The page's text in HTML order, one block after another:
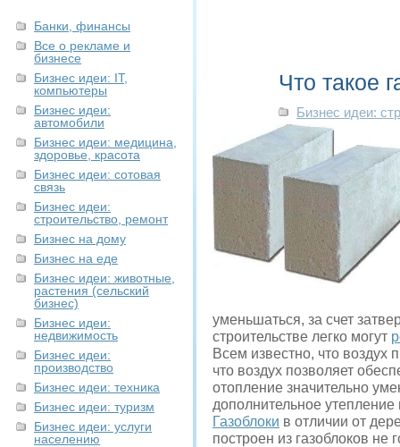
Банки, финансы
Все о рекламе и
бизнесе
Бизнес идеи: IT,
компьютеры
Бизнес идеи:
автомобили
Бизнес идеи: медицина,
здоровье, красота
Бизнес идеи: сотовая
связь
Бизнес идеи:
строительство, ремонт
Бизнес на дому
Бизнес на еде
Бизнес идеи: животные,
растения (сельский
бизнес)
Бизнес идеи:
недвижимость
Бизнес идеи:
производство
Бизнес идеи: техника
Бизнес идеи: туризм
Бизнес идеи: услуги
населению
Что такое
Бизнес идеи:
уменьшаться, за счет
строительстве легко могут
Всем известно, что воздух
что воздух позволяет
отопление значительно
дополнительное утепление
Газоблоки в отличии от
построен из газоблоков не